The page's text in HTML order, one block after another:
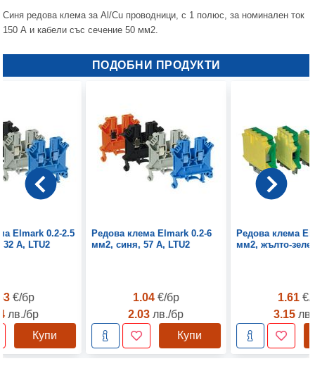
Синя редова клема за Al/Cu проводници, с 1 полюс, за номинален ток
150 А и кабели със сечение 50 мм2.
ПОДОБНИ ПРОДУКТИ
Elmark 0.2-2.5
A, LTU2
€/бр
лв./бр
Купи
Редова клема Elmark 0.2-6
мм2, синя, 57 A, LTU2
1.04 €/бр
2.03 лв./бр
Купи
Редова клема
мм2, жълто-
1.61€/
3.15